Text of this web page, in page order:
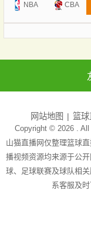
闻
NBA CBA
网站地图 篮球
Copyright © 2026 .
山猫直播网仅整理篮球
播视频资源均来源于公
球、足球联赛及球队相
系客服及